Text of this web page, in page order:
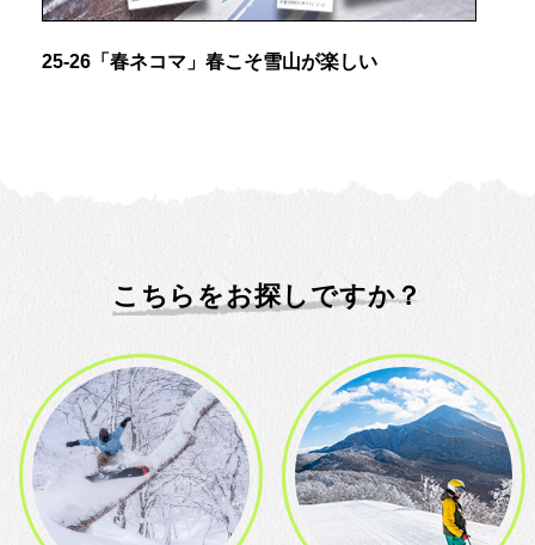
25-26「春ネコマ」春こそ雪山が楽しい
こちらをお探しですか？